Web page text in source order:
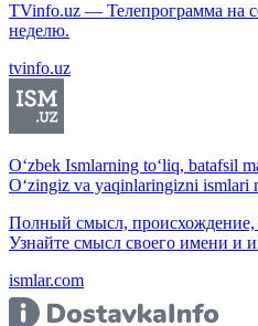
TVinfo.uz — Телепрограмма на
неделю.
tvinfo.uz
O‘zbek Ismlarning to‘liq, batafsil
O‘zingiz va yaqinlaringizni ismlari
Полный смысл,
Узнайте смысл своего имени и
ismlar.com